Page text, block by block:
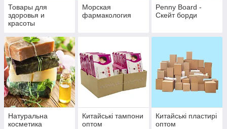
Товары для
здоровья и
красоты
Морская
фармакология
Penny Board -
Скейт борди
Натуральна
косметика
Китайські тампони
оптом
Китайські пластирі
оптом